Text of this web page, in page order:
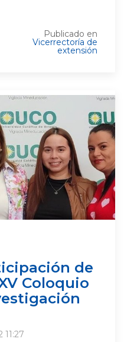
Publicado en
Vicerrectoría de
extensión
de
Coloquio